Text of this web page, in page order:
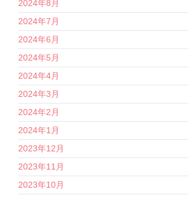
2024年8月
2024年7月
2024年6月
2024年5月
2024年4月
2024年3月
2024年2月
2024年1月
2023年12月
2023年11月
2023年10月